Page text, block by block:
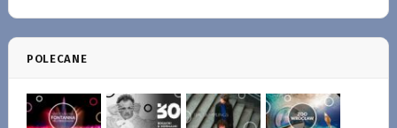
POLECANE